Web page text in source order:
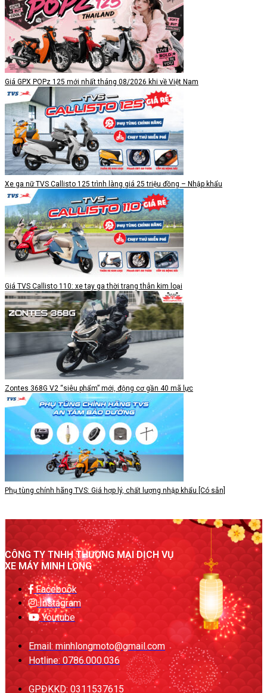
Giá GPX POPz 125 mới nhất tháng 08/2026 khi về Việt Nam
Xe ga nữ TVS Callisto 125 trình làng giá 25 triệu đồng – Nhập khẩu
Giá TVS Callisto 110: xe tay ga thời trang thân kim loại
Zontes 368G V2 “siêu phẩm” mới, động cơ gần 40 mã lực
Phụ tùng chính hãng TVS: Giá hợp lý, chất lượng nhập khẩu [Có sẵn]
CÔNG TY TNHH THƯƠNG MẠI DỊCH VỤ
XE MÁY MINH LONG
Facebook
Instagram
Youtube
Email: minhlongmoto@gmail.com
Hotline: 0786.000.036
GPĐKKD: 0311537615